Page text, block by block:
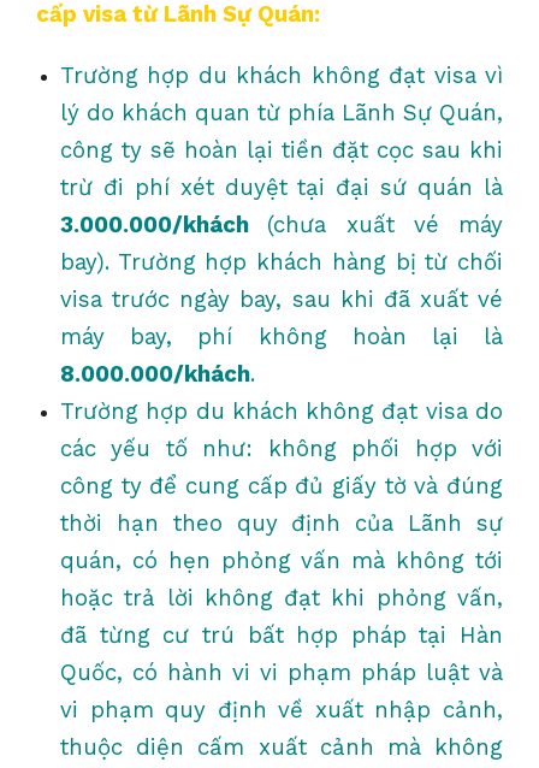
cấp visa từ Lãnh Sự Quán:
Trường hợp du khách không đạt visa vì
lý do khách quan từ phía Lãnh Sự Quán,
công ty sẽ hoàn lại tiền đặt cọc sau khi
trừ đi phí xét duyệt tại đại sứ quán là
3.000.000/khách (chưa xuất vé máy
bay). Trường hợp khách hàng bị từ chối
visa trước ngày bay, sau khi đã xuất vé
máy bay, phí không hoàn lại là
8.000.000/khách.
Trường hợp du khách không đạt visa do
các yếu tố như: không phối hợp với
công ty để cung cấp đủ giấy tờ và đúng
thời hạn theo quy định của Lãnh sự
quán, có hẹn phỏng vấn mà không tới
hoặc trả lời không đạt khi phỏng vấn,
đã từng cư trú bất hợp pháp tại Hàn
Quốc, có hành vi vi phạm pháp luật và
vi phạm quy định về xuất nhập cảnh,
thuộc diện cấm xuất cảnh mà không